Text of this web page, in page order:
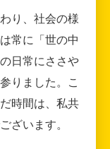
り、社会の様
常に「世の中
日常にささや
りました。こ
時間は、私共
ざいます。